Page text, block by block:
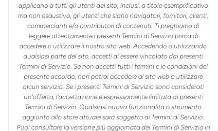
applicano a tutti gli utenti del sito, inclusi, a titolo esemplificativo
ma non esaustivo, gli utenti che siano navigatori, fornitori, clienti,
commercianti e/o contributori di contenuti. Ti preghiamo di
leggere attentamente i presenti Termini di Servizio prima di
accedere o utilizzare il nostro sito web. Accedendo o utilizzando
qualsiasi parte del sito, accetti di essere vincolato dai presenti
Termini di Servizio. Se non accetti tutti i termini e le condizioni del
presente accordo, non potrai accedere al sito web o utilizzare
alcun servizio. Se i presenti Termini di Servizio sono considerati
un'offerta, l'accettazione è espressamente limitata ai presenti
Termini di Servizio. Qualsiasi nuova funzionalità o strumento
aggiunto allo store attuale sarà soggetto ai Termini di Servizio.
Puoi consultare la versione più aggiornata dei Termini di Servizio in